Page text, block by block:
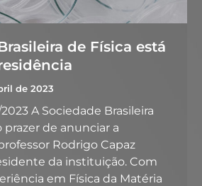
de Física está
de 2023
A Sociedade Brasileira
prazer de anunciar a
Rodrigo Capaz
da instituição. Com
em Física da Matéria